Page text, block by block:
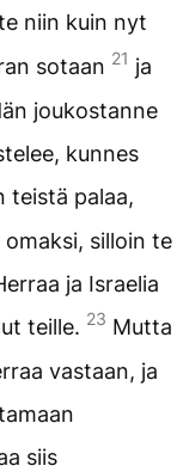
niin kuin nyt
sotaan 21 ja
joukostanne
kunnes
teistä palaa,
silloin te
ja Israelia
teille. 23 Mutta
vastaan, ja
siis